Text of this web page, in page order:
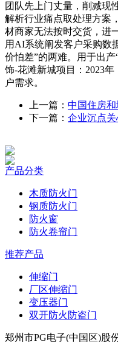
团队先上门丈量，削减现
解析行业痛点取处理方案
材商家无法按时交货，
用AI系统阐发客户采购数
价怕差”的两难。用于出
饰-花滩新城项目：2023
户需求。
上一篇： 中国住房
下一篇： 企业沉点关
产品分类
木质防火门
钢质防火门
防火窗
防火卷帘门
推荐产品
伸缩门
厂区伸缩门
变压器门
双开防火防盗门
郑州市PG电子(中国区)股